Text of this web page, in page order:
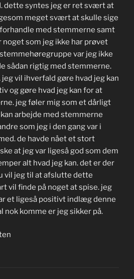
dette syntes jeg er ret svært at
meget svært at skulle sige
med stemmerne samt
noget som jeg ikke har prøvet
var jeg ikke
sådan rigtig med stemmerne.
vil ihverfald gøre hvad jeg kan
og gøre hvad jeg kan for at
jeg føler mig som et dårligt
arbejde med stemmerne
som jeg i den gang var i
de havde nået et stort
at jeg var ligeså god som dem
alt hvad jeg kan. det er der
vil jeg til at afslutte dette
vil finde på noget at spise. jeg
et ligeså positivt indlæg denne
nok komme er jeg sikker på.